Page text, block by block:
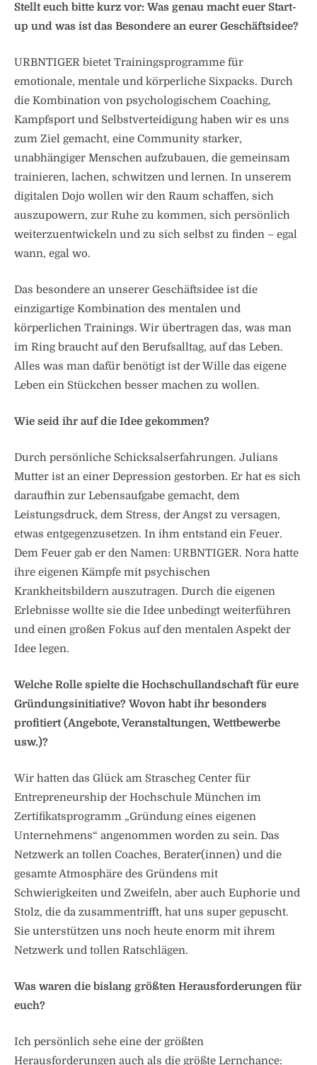
Stellt euch bitte kurz vor: Was genau macht euer Start-
up und was ist das Besondere an eurer Geschäftsidee?
URBNTIGER bietet Trainingsprogramme für
emotionale, mentale und körperliche Sixpacks. Durch
die Kombination von psychologischem Coaching,
Kampfsport und Selbstverteidigung haben wir es uns
zum Ziel gemacht, eine Community starker,
unabhängiger Menschen aufzubauen, die gemeinsam
trainieren, lachen, schwitzen und lernen. In unserem
digitalen Dojo wollen wir den Raum schaffen, sich
auszupowern, zur Ruhe zu kommen, sich persönlich
weiterzuentwickeln und zu sich selbst zu finden – egal
wann, egal wo.
Das besondere an unserer Geschäftsidee ist die
einzigartige Kombination des mentalen und
körperlichen Trainings. Wir übertragen das, was man
im Ring braucht auf den Berufsalltag, auf das Leben.
Alles was man dafür benötigt ist der Wille das eigene
Leben ein Stückchen besser machen zu wollen.
Wie seid ihr auf die Idee gekommen?
Durch persönliche Schicksalserfahrungen. Julians
Mutter ist an einer Depression gestorben. Er hat es sich
daraufhin zur Lebensaufgabe gemacht, dem
Leistungsdruck, dem Stress, der Angst zu versagen,
etwas entgegenzusetzen. In ihm entstand ein Feuer.
Dem Feuer gab er den Namen: URBNTIGER. Nora hatte
ihre eigenen Kämpfe mit psychischen
Krankheitsbildern auszutragen. Durch die eigenen
Erlebnisse wollte sie die Idee unbedingt weiterführen
und einen großen Fokus auf den mentalen Aspekt der
Idee legen.
Welche Rolle spielte die Hochschullandschaft für eure
Gründungsinitiative? Wovon habt ihr besonders
profitiert (Angebote, Veranstaltungen, Wettbewerbe
usw.)?
Wir hatten das Glück am Strascheg Center für
Entrepreneurship der Hochschule München im
Zertifikatsprogramm „Gründung eines eigenen
Unternehmens“ angenommen worden zu sein. Das
Netzwerk an tollen Coaches, Berater(innen) und die
gesamte Atmosphäre des Gründens mit
Schwierigkeiten und Zweifeln, aber auch Euphorie und
Stolz, die da zusammentrifft, hat uns super gepuscht.
Sie unterstützen uns noch heute enorm mit ihrem
Netzwerk und tollen Ratschlägen.
Was waren die bislang größten Herausforderungen für
euch?
Ich persönlich sehe eine der größten
Herausforderungen auch als die größte Lernchance: